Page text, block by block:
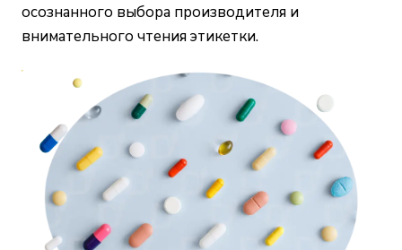
осознанного выбора производителя и
внимательного чтения этикетки.